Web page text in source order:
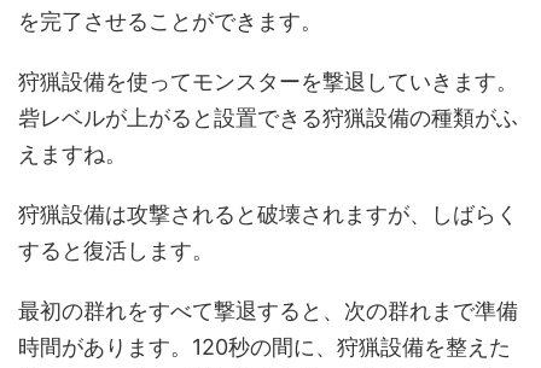
を完了させることができます。
狩猟設備を使ってモンスターを撃退していきます。
砦レベルが上がると設置できる狩猟設備の種類がふ
えますね。
狩猟設備は攻撃されると破壊されますが、しばらく
すると復活します。
最初の群れをすべて撃退すると、次の群れまで準備
時間があります。120秒の間に、狩猟設備を整えた